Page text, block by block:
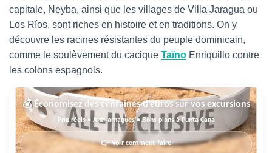
capitale, Neyba, ainsi que les villages de Villa Jaragua ou
Los Ríos, sont riches en histoire et en traditions. On y
découvre les racines résistantes du peuple dominicain,
comme le soulèvement du cacique Taïno Enriquillo contre
les colons espagnols.
💰 Économisez des centaines d’euros sur vos excursions
Prix réels • Anti-arnaques • Bons plans à Punta Cana
👉 Voir comment faire